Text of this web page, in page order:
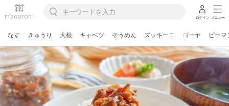
ログイン メニュー
なす きゅうり 大根 キャベツ そうめん ズッキーニ ゴーヤ ピーマ